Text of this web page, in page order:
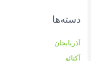
دسته‌ها
آذربایجان
آکتائو